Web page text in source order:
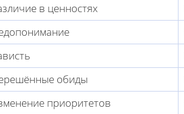
в ценностях
обиды
приоритетов